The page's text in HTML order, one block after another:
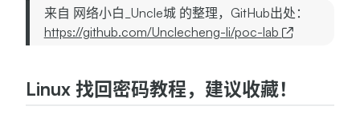
来自 网络小白_Uncle城 的整理，GitHub出处：
https://github.com/Unclecheng-li/poc-lab
Linux 找回密码教程，建议收藏！